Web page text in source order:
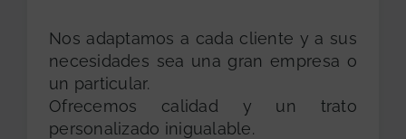
Nos adaptamos a cada cliente y a sus
necesidades sea una gran empresa o
un particular.
Ofrecemos calidad y un trato
personalizado inigualable.